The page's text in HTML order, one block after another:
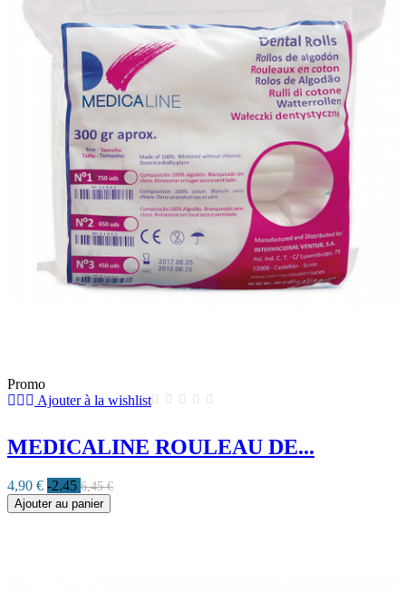
Promo
Ajouter à la wishlist
MEDICALINE ROULEAU DE...
4,90 € -2.45 6,45 €
Ajouter au panier